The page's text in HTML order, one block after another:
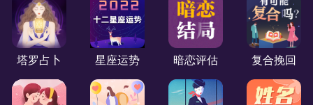
匿名
真的特别符合我现在的状态，相信就会存在，希望塔罗
之灵赐予我力量，遇见正桃花
匿名
塔罗占卜 星座运势 暗恋评估 复合挽回